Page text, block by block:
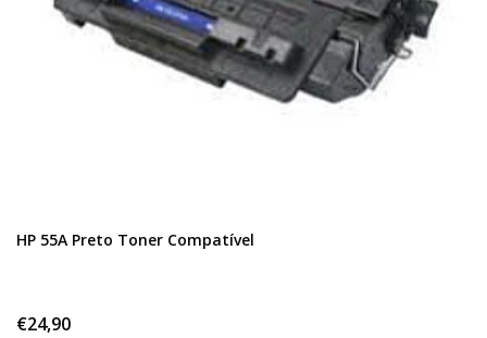
HP 55A Preto Toner Compatível
€24,90